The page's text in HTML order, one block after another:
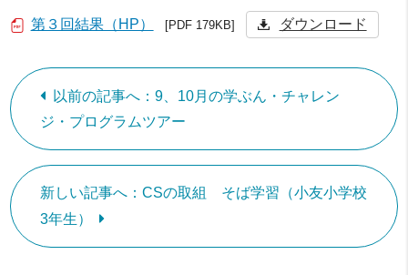
第３回結果（HP） [PDF 179KB] ダウンロード
以前の記事へ：9、10月の学ぶん・チャレン
ジ・プログラムツアー
新しい記事へ：CSの取組 そば学習（小友小学校
3年生）